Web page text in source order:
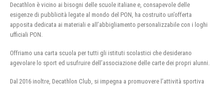
Decathlon è vicino ai bisogni delle scuole italiane e, consapevole delle
esigenze di pubblicità legate al mondo del PON, ha costruito un’offerta
apposita dedicata ai materiali e all’abbigliamento personalizzabile con i loghi
ufficiali PON.
Offriamo una carta scuola per tutti gli istituti scolastici che desiderano
agevolare lo sport ed usufruire dell’associazione delle carte dei propri alunni.
Dal 2016 inoltre, Decathlon Club, si impegna a promuovere l’attività sportiva